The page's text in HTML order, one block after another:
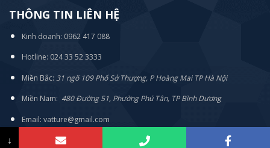
THÔNG TIN LIÊN HỆ
Kinh doanh: 0962 417 088
Hotline: 024 33 52 3333
Miền Bắc: 31 ngõ 109 Phố Sở Thượng, P Hoàng Mai TP Hà Nội
Miền Nam: 480 Đường 51, Phường Phú Tân, TP Bình Dương
Email: vatture@gmail.com
↓